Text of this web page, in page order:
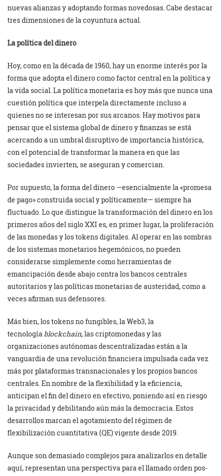
nuevas alianzas y adoptando formas novedosas. Cabe destacar
tres dimensiones de la coyuntura actual.
La política del dinero
Hoy, como en la década de 1960, hay un enorme interés por la
forma que adopta el dinero como factor central en la política y
la vida social. La política monetaria es hoy más que nunca una
cuestión política que interpela directamente incluso a
quienes no se interesan por sus arcanos. Hay motivos para
pensar que el sistema global de dinero y finanzas se está
acercando a un umbral disruptivo de importancia histórica,
con el potencial de transformar la manera en que las
sociedades invierten, se aseguran y comercian.
Por supuesto, la forma del dinero —esencialmente la «promesa
de pago» construida social y políticamente— siempre ha
fluctuado. Lo que distingue la transformación del dinero en los
primeros años del siglo XXI es, en primer lugar, la proliferación
de las monedas y los tokens digitales. Al operar en las sombras
de los sistemas monetarios hegemónicos, no pueden
considerarse simplemente como herramientas de
emancipación desde abajo contra los bancos centrales
autoritarios y las políticas monetarias de austeridad, como a
veces afirman sus defensores.
Más bien, los tokens no fungibles, la Web3, la
tecnología blockchain, las criptomonedas y las
organizaciones autónomas descentralizadas están a la
vanguardia de una revolución financiera impulsada cada vez
más por plataformas transnacionales y los propios bancos
centrales. En nombre de la flexibilidad y la eficiencia,
anticipan el fin del dinero en efectivo, poniendo así en riesgo
la privacidad y debilitando aún más la democracia. Estos
desarrollos marcan el agotamiento del régimen de
flexibilización cuantitativa (QE) vigente desde 2019.
Aunque son demasiado complejos para analizarlos en detalle
aquí, representan una perspectiva para el llamado orden pos-